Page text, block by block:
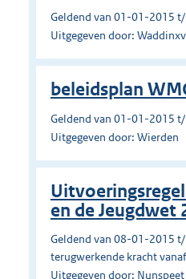
Geldend van 01-01-2015
Uitgegeven door:
beleidsplan
Geldend van 01-01-2015
Uitgegeven door: Wierden
en de Jeugdwet
Geldend van 08-01-2015
terugwerkende kracht
Uitgegeven door: Nunspeet